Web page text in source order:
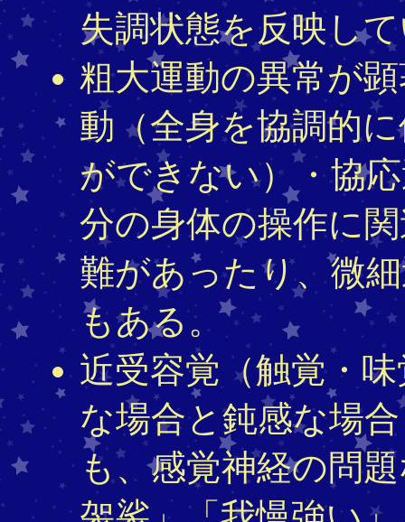
失調状態を反映し
粗大運動の異常が
動（全身を協調的
ができない）・協
分の身体の操作に
難があったり、微
もある。
近受容覚（触覚・
な場合と鈍感な場
も、感覚神経の問